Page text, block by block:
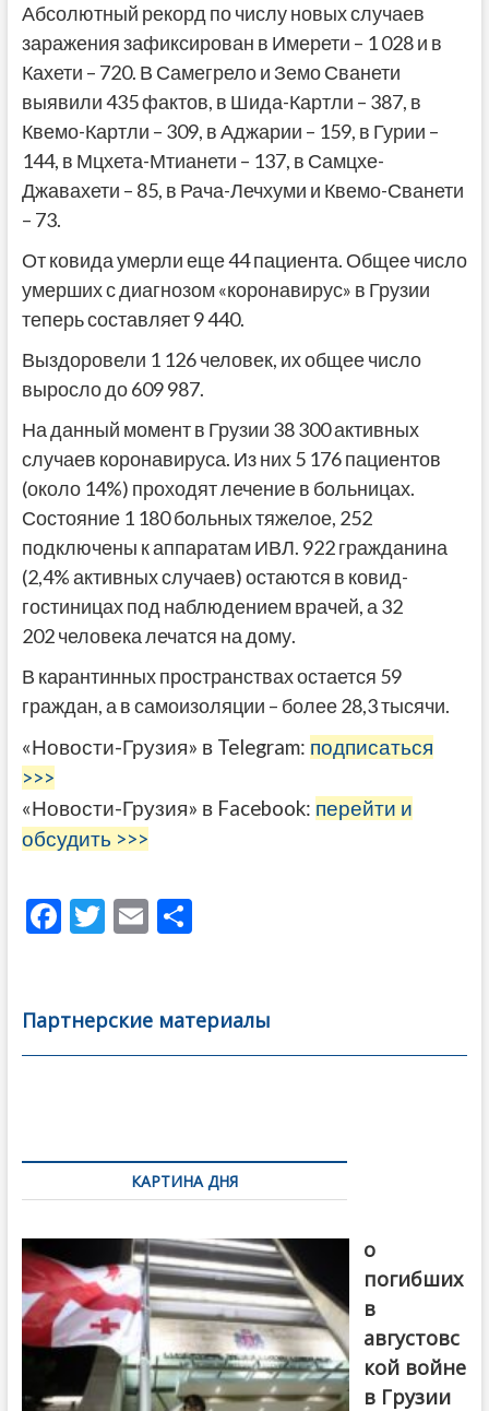
Абсолютный рекорд по числу новых случаев
заражения зафиксирован в Имерети – 1 028 и в
Кахети – 720. В Самегрело и Земо Сванети
выявили 435 фактов, в Шида-Картли – 387, в
Квемо-Картли – 309, в Аджарии – 159, в Гурии –
144, в Мцхета-Мтианети – 137, в Самцхе-
Джавахети – 85, в Рача-Лечхуми и Квемо-Сванети
– 73.
От ковида умерли еще 44 пациента. Общее число
умерших с диагнозом «коронавирус» в Грузии
теперь составляет 9 440.
Выздоровели 1 126 человек, их общее число
выросло до 609 987.
На данный момент в Грузии 38 300 активных
случаев коронавируса. Из них 5 176 пациентов
(около 14%) проходят лечение в больницах.
Состояние 1 180 больных тяжелое, 252
подключены к аппаратам ИВЛ. 922 гражданина
(2,4% активных случаев) остаются в ковид-
гостиницах под наблюдением врачей, а 32
202 человека лечатся на дому.
В карантинных пространствах остается 59
граждан, а в самоизоляции – более 28,3 тысячи.
«Новости-Грузия» в Telegram: подписаться
>>>
«Новости-Грузия» в Facebook: перейти и
обсудить >>>
F
b
o
T
er
E
l
О
а
в
Партнерские материалы
по
записямКАРТИНА ДНЯ
о
погибших
в
августовс
кой войне
в Грузии